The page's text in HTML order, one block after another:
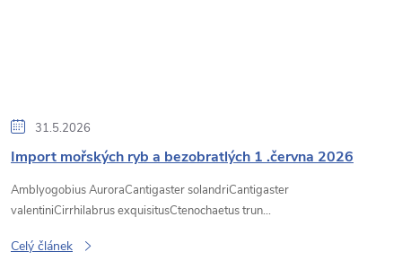
31.5.2026
Import mořských ryb a bezobratlých 1 .června 2026
Amblyogobius AuroraCantigaster solandriCantigaster
valentiniCirrhilabrus exquisitusCtenochaetus trun...
Celý článek